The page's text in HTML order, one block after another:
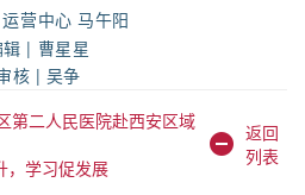
运营中心 马午阳
辑 | 曹星星
核 | 吴争
第二人民医院赴西安区域
，学习促发展
返回
列表